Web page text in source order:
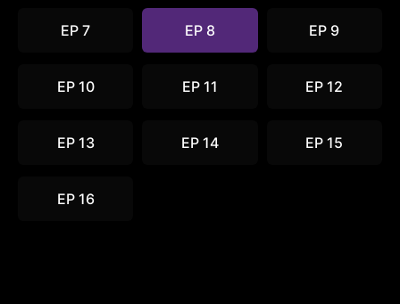
EP 7 EP 8 EP 9
EP 10 EP 11 EP 12
EP 13 EP 14 EP 15
EP 16